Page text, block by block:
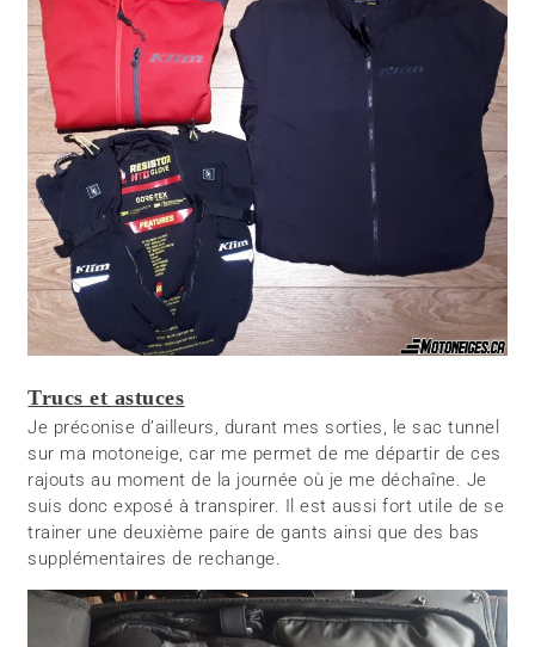
Trucs et astuces
Je préconise d’ailleurs, durant mes sorties, le sac tunnel
sur ma motoneige, car me permet de me départir de ces
rajouts au moment de la journée où je me déchaîne. Je
suis donc exposé à transpirer. Il est aussi fort utile de se
trainer une deuxième paire de gants ainsi que des bas
supplémentaires de rechange.